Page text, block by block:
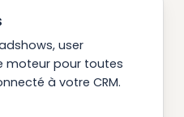
user
moteur pour toutes
à votre CRM.